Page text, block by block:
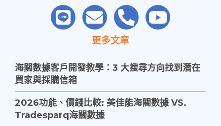
更多文章
海關數據客戶開發教學：3 大搜尋方向找到潛在
買家與採購信箱
2026功能、價錢比較: 美佳能海關數據 VS.
Tradesparq海關數據